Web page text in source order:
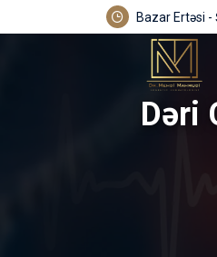
Bazar Ertəsi -
Dəri